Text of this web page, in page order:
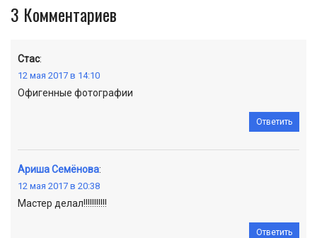
3 Комментариев
Стас:
12 мая 2017 в 14:10
Офигенные фотографии
Ответить
Ариша Семёнова:
12 мая 2017 в 20:38
Мастер делал!!!!!!!!!!!
Ответить